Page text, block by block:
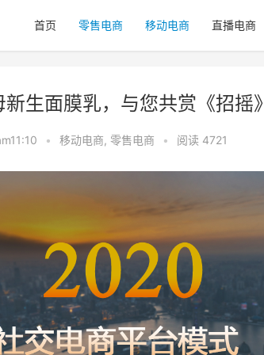
首页 零售电商 移动电商 直播电商
生面膜乳，与您共赏《招摇》
• 移动电商, 零售电商 • 阅读 4721